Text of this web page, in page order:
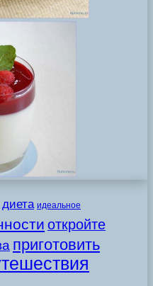
диета идеальное
откройте
приготовить